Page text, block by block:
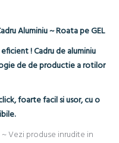
Aluminiu ~ Roata pe GEL
! Cadru de aluminiu
de de productie a rotilor
foarte facil si usor, cu o
Vezi produse inrudite in